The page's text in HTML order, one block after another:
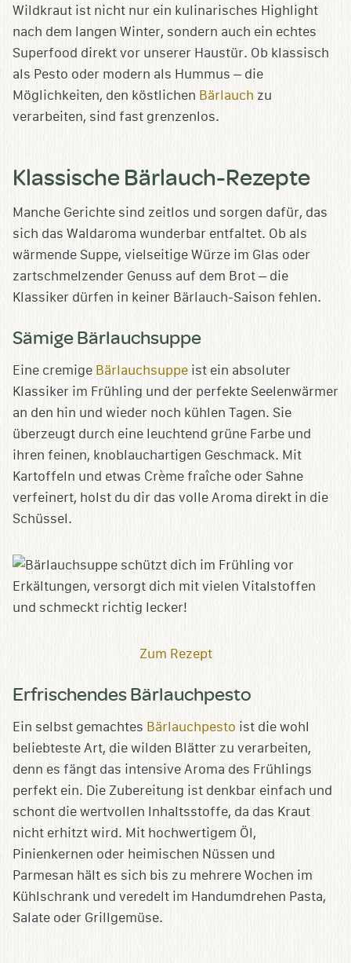
Wildkraut ist nicht nur ein kulinarisches Highlight
nach dem langen Winter, sondern auch ein echtes
Superfood direkt vor unserer Haustür. Ob klassisch
als Pesto oder modern als Hummus – die
Möglichkeiten, den köstlichen Bärlauch zu
verarbeiten, sind fast grenzenlos.
Klassische Bärlauch-Rezepte
Manche Gerichte sind zeitlos und sorgen dafür, das
sich das Waldaroma wunderbar entfaltet. Ob als
wärmende Suppe, vielseitige Würze im Glas oder
zartschmelzender Genuss auf dem Brot – die
Klassiker dürfen in keiner Bärlauch-Saison fehlen.
Sämige Bärlauchsuppe
Eine cremige Bärlauchsuppe ist ein absoluter
Klassiker im Frühling und der perfekte Seelenwärmer
an den hin und wieder noch kühlen Tagen. Sie
überzeugt durch eine leuchtend grüne Farbe und
ihren feinen, knoblauchartigen Geschmack. Mit
Kartoffeln und etwas Crème fraîche oder Sahne
verfeinert, holst du dir das volle Aroma direkt in die
Schüssel.
Zum Rezept
Erfrischendes Bärlauchpesto
Ein selbst gemachtes Bärlauchpesto ist die wohl
beliebteste Art, die wilden Blätter zu verarbeiten,
denn es fängt das intensive Aroma des Frühlings
perfekt ein. Die Zubereitung ist denkbar einfach und
schont die wertvollen Inhaltsstoffe, da das Kraut
nicht erhitzt wird. Mit hochwertigem Öl,
Pinienkernen oder heimischen Nüssen und
Parmesan hält es sich bis zu mehrere Wochen im
Kühlschrank und veredelt im Handumdrehen Pasta,
Salate oder Grillgemüse.